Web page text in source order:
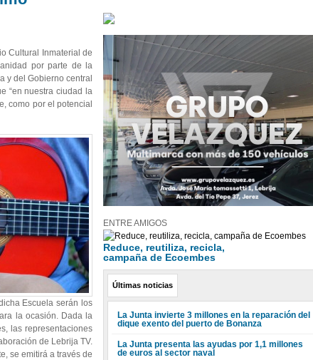
Cultural Inmaterial de
por parte de la
y del Gobierno central
“en nuestra ciudad la
como por el potencial
Escuela serán los
la ocasión. Dada la
las representaciones
de Lebrija TV.
se emitirá a través de
ENTRE AMIGOS
Reduce, reutiliza, recicla,
campaña de Ecoembes
Últimas noticias
La Junta invierte 3 millones en la reparación del
dique exento del puerto de Bonanza
La Junta presenta las ayudas por 1,1 millones
de euros al sector naval